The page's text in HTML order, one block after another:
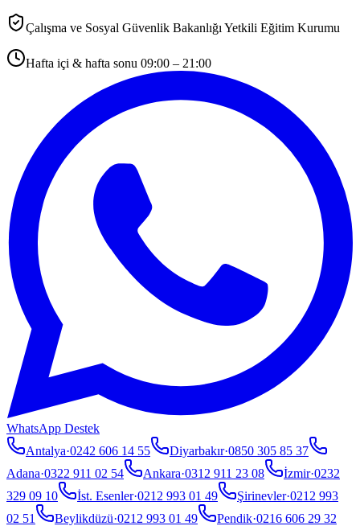
Çalışma ve Sosyal Güvenlik Bakanlığı Yetkili Eğitim Kurumu
Hafta içi & hafta sonu 09:00 – 21:00
WhatsApp Destek
Antalya·0242 606 14 55 Diyarbakır·0850 305 85 37
Adana·0322 911 02 54 Ankara·0312 911 23 08 İzmir·0232
329 09 10
İst. Esenler·0212 993 01 49 Şirinevler·0212 993
02 51
Beylikdüzü·0212 993 01 49 Pendik·0216 606 29 32